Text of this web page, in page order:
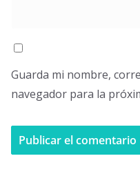
Guarda mi nombre,
navegador para la